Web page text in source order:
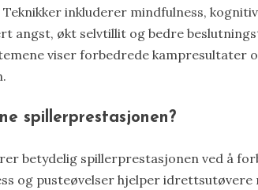
inkluderer mindfulness,
angst, økt selvtillit og bedre
viser forbedrede kampresultater
spillerprestasjonen?
betydelig spillerprestasjonen ved å
og pusteøvelser hjelper